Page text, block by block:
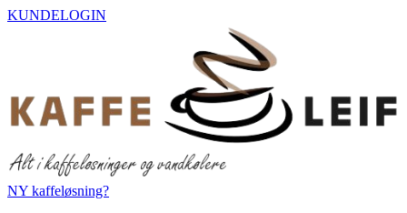
Videre
KUNDELOGIN
NY kaffeløsning?